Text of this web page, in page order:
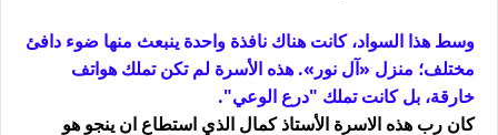
وسط هذا السواد، كانت هناك نافذة واحدة ينبعث منها ضوء دافئ
مختلف؛ منزل «آل نور». هذه الأسرة لم تكن تملك هواتف
خارقة، بل كانت تملك "درع الوعي".
كان رب هذه الاسرة الأستاذ كمال الذي استطاع ان ينجو هو